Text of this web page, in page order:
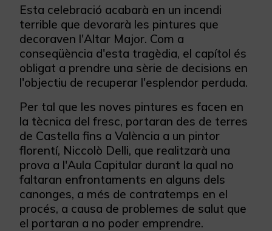
Esta celebració acabarà en un incendi
terrible que devorarà les pintures que
decoraven l'Altar Major. Com a
conseqüència d'esta tragèdia, el capítol és
obligat a prendre una sèrie de decisions en
l'objectiu de recuperar l'esplendor perduda.
Per tal que les noves pintures es facen en
la tècnica del fresc, portaran des de terres
de Castella fins a València a un pintor
florentí, Niccolò Delli, que realitzarà una
prova a l'Aula Capitular durant la qual no
faltaran enfrontaments en alguns dels
canonges, a més de contratemps en el
procés, a causa de problemes de salut que
el portaran a no poder emprendre.